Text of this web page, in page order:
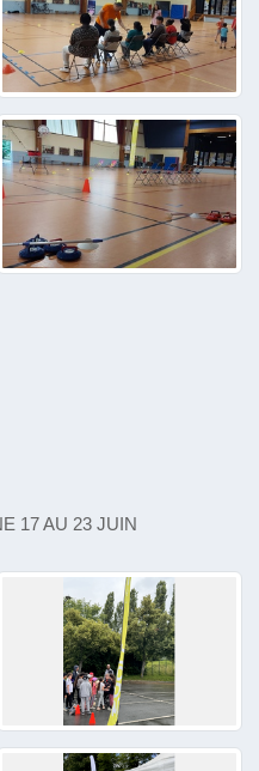
17 AU 23 JUIN